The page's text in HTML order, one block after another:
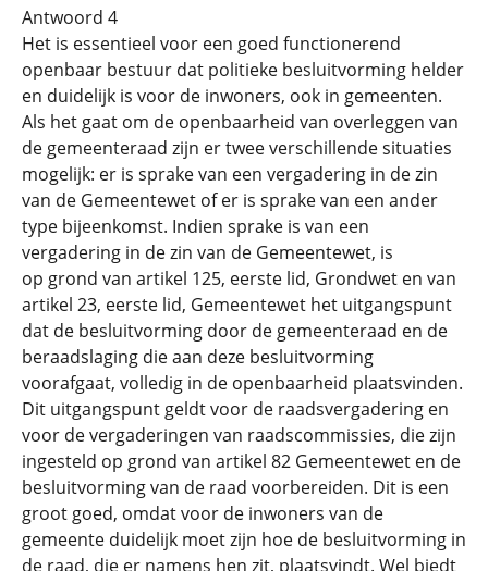
Antwoord 4
Het is essentieel voor een goed functionerend
openbaar bestuur dat politieke besluitvorming helder
en duidelijk is voor de inwoners, ook in gemeenten.
Als het gaat om de openbaarheid van overleggen van
de gemeenteraad zijn er twee verschillende situaties
mogelijk: er is sprake van een vergadering in de zin
van de Gemeentewet of er is sprake van een ander
type bijeenkomst. Indien sprake is van een
vergadering in de zin van de Gemeentewet, is
op grond van artikel 125, eerste lid, Grondwet en van
artikel 23, eerste lid, Gemeentewet het uitgangspunt
dat de besluitvorming door de gemeenteraad en de
beraadslaging die aan deze besluitvorming
voorafgaat, volledig in de openbaarheid plaatsvinden.
Dit uitgangspunt geldt voor de raadsvergadering en
voor de vergaderingen van raadscommissies, die zijn
ingesteld op grond van artikel 82 Gemeentewet en de
besluitvorming van de raad voorbereiden. Dit is een
groot goed, omdat voor de inwoners van de
gemeente duidelijk moet zijn hoe de besluitvorming in
de raad, die er namens hen zit, plaatsvindt. Wel biedt